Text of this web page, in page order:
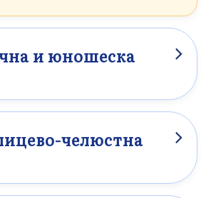
и юношеска
WPK предлага специализирана грижа
нарушения в развитието и
Чрез подходящи за деца,
бързо връщане към ежедневието и
възрастта. челюстна
прецизни интервенции при травми,
на зъбите и функционални
на лицето. Освен медицинските